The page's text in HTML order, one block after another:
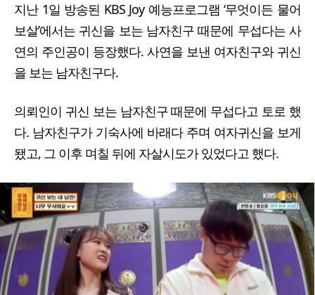
지난 1일 방송된 KBS Joy 예능프로그램 ‘무엇이든 물어
보살’에서는 귀신을 보는 남자친구 때문에 무섭다는 사
연의 주인공이 등장했다. 사연을 보낸 여자친구와 귀신
을 보는 남자친구다.
의뢰인이 귀신 보는 남자친구 때문에 무섭다고 토로 했
다. 남자친구가 기숙사에 바래다 주며 여자귀신을 보게
됐고, 그 이후 며칠 뒤에 자살시도가 있었다고 했다.